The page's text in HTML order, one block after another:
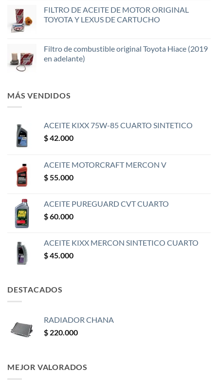
FILTRO DE ACEITE DE MOTOR ORIGINAL
TOYOTA Y LEXUS DE CARTUCHO
Filtro de combustible original Toyota Hiace (2019
en adelante)
MÁS VENDIDOS
ACEITE KIXX 75W-85 CUARTO SINTETICO
$42.000
ACEITE MOTORCRAFT MERCON V
$55.000
ACEITE PUREGUARD CVT CUARTO
$60.000
ACEITE KIXX MERCON SINTETICO CUARTO
$45.000
DESTACADOS
RADIADOR CHANA
$ 220.000
MEJOR VALORADOS